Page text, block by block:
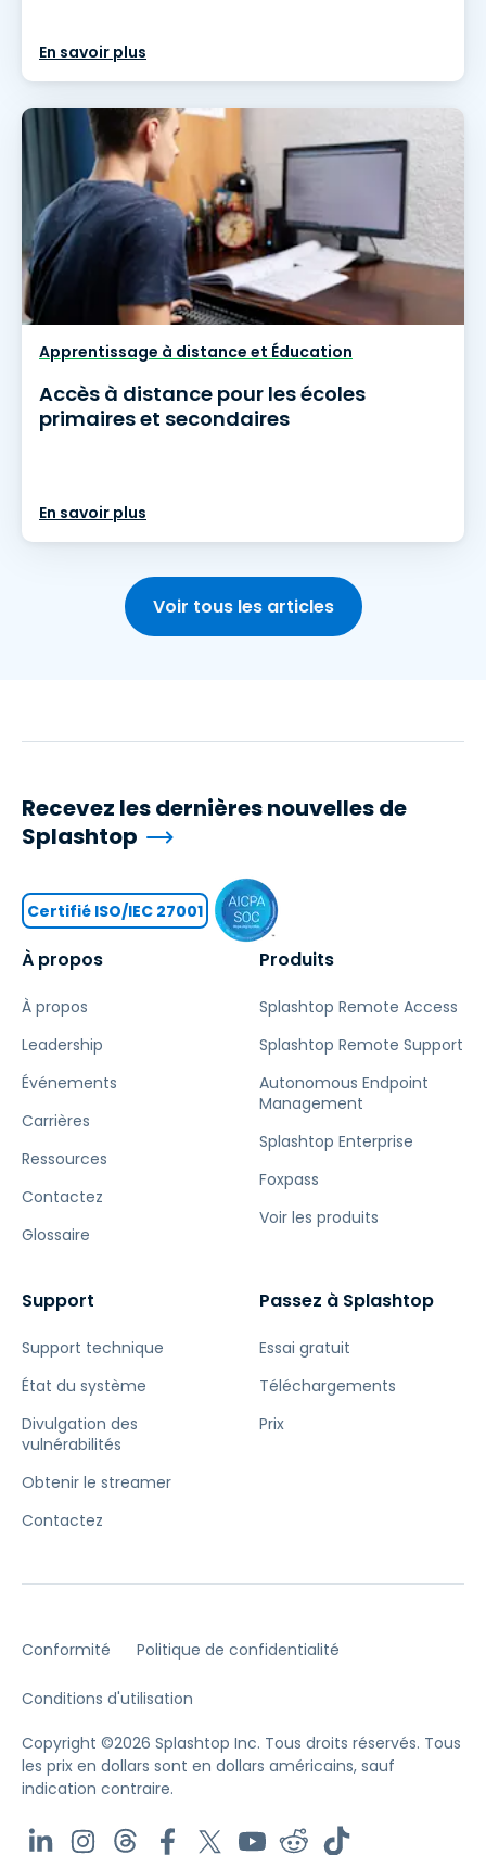
En savoir plus
Apprentissage à distance et Éducation
Accès à distance pour les écoles
primaires et secondaires
En savoir plus
Voir tous les articles
À propos
À propos
Leadership
Événements
Carrières
Ressources
Contactez
Glossaire
Produits
Splashtop Remote Access
Splashtop Remote Support
Autonomous Endpoint
Management
Splashtop Enterprise
Foxpass
Voir les produits
Support
Support technique
État du système
Divulgation des
vulnérabilités
Obtenir le streamer
Contactez
Passez à Splashtop
Essai gratuit
Téléchargements
Prix
Recevez les dernières nouvelles de
Splashtop
Certifié ISO/IEC 27001
Conformité Politique de confidentialité
Conditions d'utilisation
Copyright ©2026 Splashtop Inc. Tous droits réservés. Tous
les prix en dollars sont en dollars américains, sauf
indication contraire.